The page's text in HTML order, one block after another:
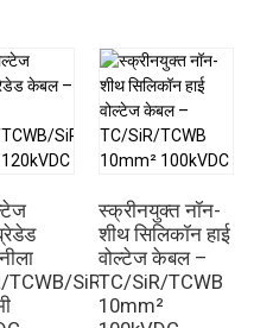
TCWB/SiR
स्क्रीनयुक्त नॉन-
शीथ सिलिकॉन हाई
वोल्टेज केबल –
TC/SiR/TCWB
10mm²